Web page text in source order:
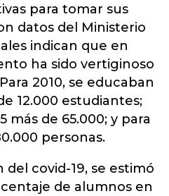
para tomar sus
datos del Ministerio
indican que en
ha sido vertiginoso
2010, se educaban
12.000 estudiantes;
más de 65.000; y para
personas.
covid-19, se estimó
de alumnos en